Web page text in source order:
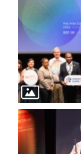
易
區
廉
政
平
臺
專
區